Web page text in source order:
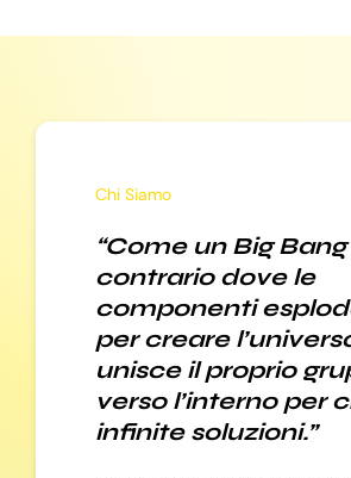
Chi Siamo
“Come un Big
contrario dove le
componenti
per creare
unisce il proprio
verso l’interno per
infinite soluzioni.”